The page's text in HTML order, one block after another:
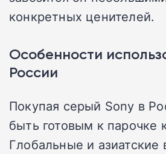
конкретных ценителей.
Особенности
России
Покупая серый Sony в
быть готовым к парочке
Глобальные и азиатские